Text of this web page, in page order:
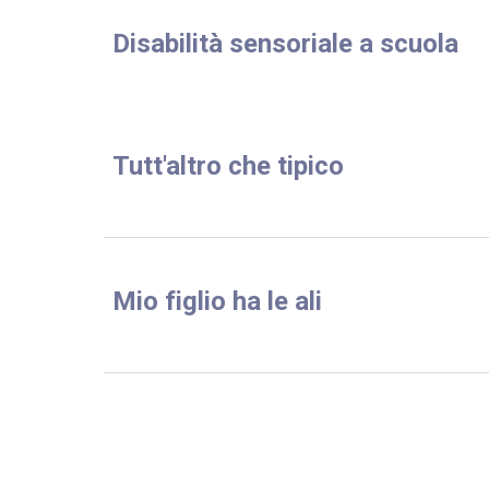
Disabilità sensoriale a scuola
Tutt'altro che tipico
Mio figlio ha le ali